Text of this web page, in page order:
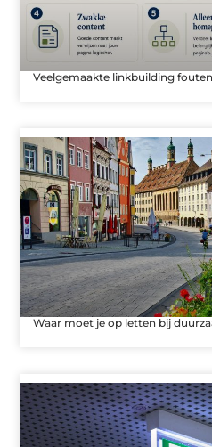
Veelgemaakte linkbuilding fouten
Waar moet je op letten bij